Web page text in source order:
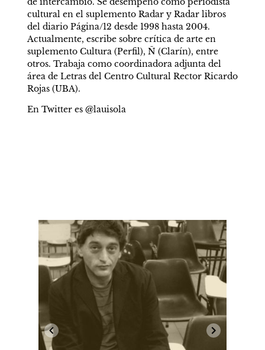
cultural en el suplemento Radar y Radar libros
del diario Página/12 desde 1998 hasta 2004.
Actualmente, escribe sobre crítica de arte en
suplemento Cultura (Perfil), Ñ (Clarín), entre
otros. Trabaja como coordinadora adjunta del
área de Letras del Centro Cultural Rector Ricardo
Rojas (UBA).
En Twitter es @lauisola